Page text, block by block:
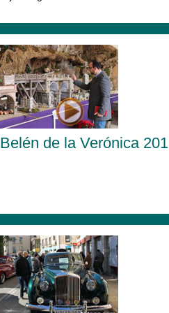
de la Verónica 201